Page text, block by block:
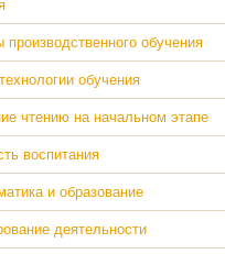
производственного обучения
обучения
чтению на начальном этапе
воспитания
и образование
деятельности